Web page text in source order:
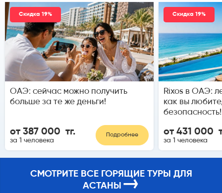
Скидка 19%
ОАЭ: сейчас можно получить
больше за те же деньги!
от 387 000 тг.
за 1 человека
Подробнее
Скидка 19%
Rixos в ОАЭ:
как вы
безопасность!
от 431 000
за 1 человека
СМОТРИТЕ ВСЕ ГОРЯЩИЕ ТУРЫ ДЛЯ
АСТАНЫ →